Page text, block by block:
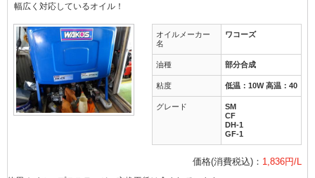
幅広く対応しているオイル！
オイルメーカー
名
ワコーズ
油種 部分合成
粘度 低温：10W 高温：40
グレード
SM
CF
DH-1
GF-1
価格(消費税込)： 1,836円/L